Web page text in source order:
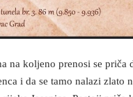
na koljeno prenosi se priča
i da se tamo nalazi zlato